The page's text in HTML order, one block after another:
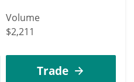
Volume
$2,211
Trade